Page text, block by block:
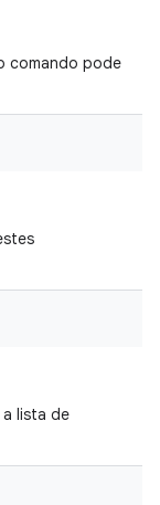
comando pode
lista de